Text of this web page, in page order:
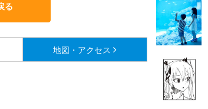
る
地図・アクセス